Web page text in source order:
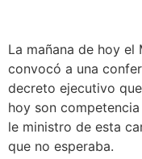
La mañana de hoy el
convocó a una
decreto ejecutivo
hoy son
le ministro de esta
que no esperaba.